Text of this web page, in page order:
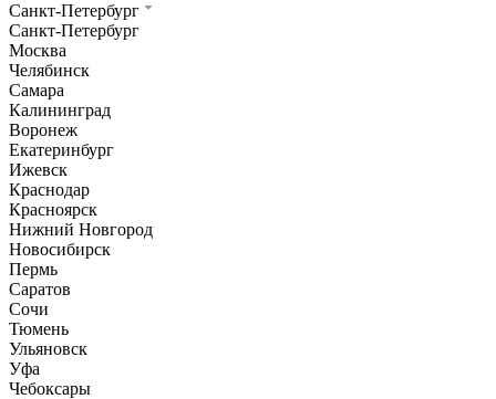
Санкт-Петербург
Санкт-Петербург
Москва
Челябинск
Самара
Калининград
Воронеж
Екатеринбург
Ижевск
Краснодар
Красноярск
Нижний Новгород
Новосибирск
Пермь
Саратов
Сочи
Тюмень
Ульяновск
Уфа
Чебоксары